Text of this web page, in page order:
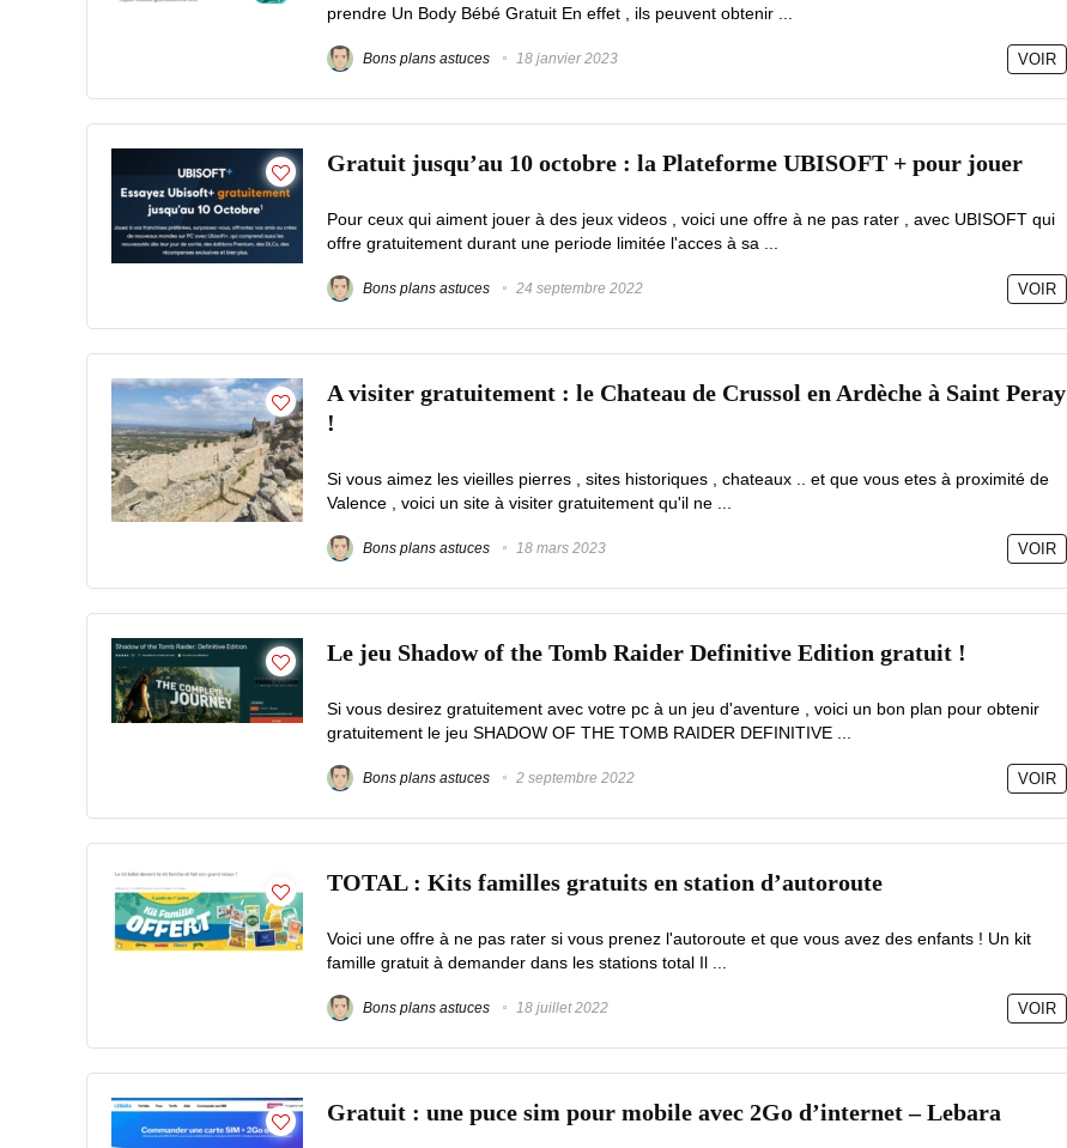
prendre Un Body Bébé Gratuit En effet , ils peuvent obtenir ...
Bons plans astuces 18 janvier 2023 VOIR
Gratuit jusqu’au 10 octobre : la Plateforme UBISOFT + pour jouer
Pour ceux qui aiment jouer à des jeux videos , voici une offre à ne pas rater , avec UBISOFT qui
offre gratuitement durant une periode limitée l'acces à sa ...
Bons plans astuces 24 septembre 2022 VOIR
A visiter gratuitement : le Chateau de Crussol en Ardèche à Saint Peray
!
Si vous aimez les vieilles pierres , sites historiques , chateaux .. et que vous etes à proximité de
Valence , voici un site à visiter gratuitement qu'il ne ...
Bons plans astuces 18 mars 2023 VOIR
Le jeu Shadow of the Tomb Raider Definitive Edition gratuit !
Si vous desirez gratuitement avec votre pc à un jeu d'aventure , voici un bon plan pour obtenir
gratuitement le jeu SHADOW OF THE TOMB RAIDER DEFINITIVE ...
Bons plans astuces 2 septembre 2022 VOIR
TOTAL : Kits familles gratuits en station d’autoroute
Voici une offre à ne pas rater si vous prenez l'autoroute et que vous avez des enfants ! Un kit
famille gratuit à demander dans les stations total Il ...
Bons plans astuces 18 juillet 2022 VOIR
Gratuit : une puce sim pour mobile avec 2Go d’internet – Lebara